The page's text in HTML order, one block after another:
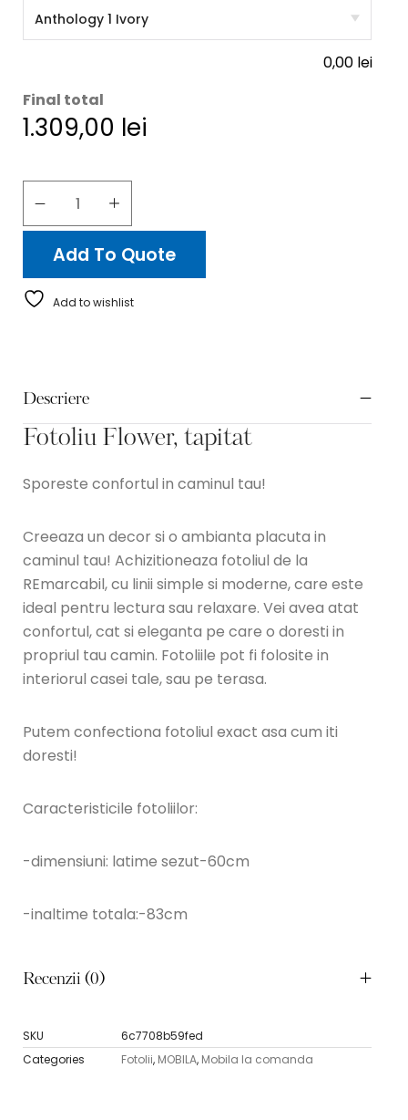
0,00 lei
Final total
1.309,00 lei
Add To Quote
Add to wishlist
Descriere
Fotoliu Flower, tapitat
Sporeste confortul in caminul tau!
Creeaza un decor si o ambianta placuta in
caminul tau! Achizitioneaza fotoliul de la
REmarcabil, cu linii simple si moderne, care este
ideal pentru lectura sau relaxare. Vei avea atat
confortul, cat si eleganta pe care o doresti in
propriul tau camin. Fotoliile pot fi folosite in
interiorul casei tale, sau pe terasa.
Putem confectiona fotoliul exact asa cum iti
doresti!
Caracteristicile fotoliilor:
-dimensiuni: latime sezut-60cm
-inaltime totala:-83cm
Recenzii (0)
SKU
6c7708b59fed
Categories
Fotolii, MOBILA, Mobila la comanda